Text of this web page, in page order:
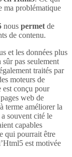
ma problématique
nous permet de
de contenu.
et les données plus
pas seulement
traités par
moteurs de
est conçu pour
web de
terme améliorer la
souvent cité le
capables
qui pourrait être
est motivée